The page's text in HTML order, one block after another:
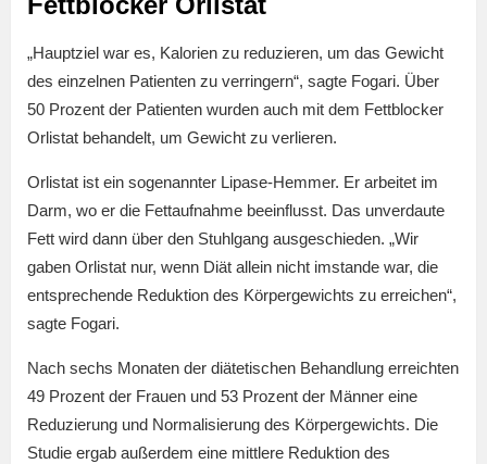
„Hauptziel war es, Kalorien zu reduzieren, um das Gewicht
des einzelnen Patienten zu verringern“, sagte Fogari. Über
50 Prozent der Patienten wurden auch mit dem Fettblocker
Orlistat behandelt, um Gewicht zu verlieren.
Orlistat ist ein sogenannter Lipase-Hemmer. Er arbeitet im
Darm, wo er die Fettaufnahme beeinflusst. Das unverdaute
Fett wird dann über den Stuhlgang ausgeschieden. „Wir
gaben Orlistat nur, wenn Diät allein nicht imstande war, die
entsprechende Reduktion des Körpergewichts zu erreichen“,
sagte Fogari.
Nach sechs Monaten der diätetischen Behandlung erreichten
49 Prozent der Frauen und 53 Prozent der Männer eine
Reduzierung und Normalisierung des Körpergewichts. Die
Studie ergab außerdem eine mittlere Reduktion des